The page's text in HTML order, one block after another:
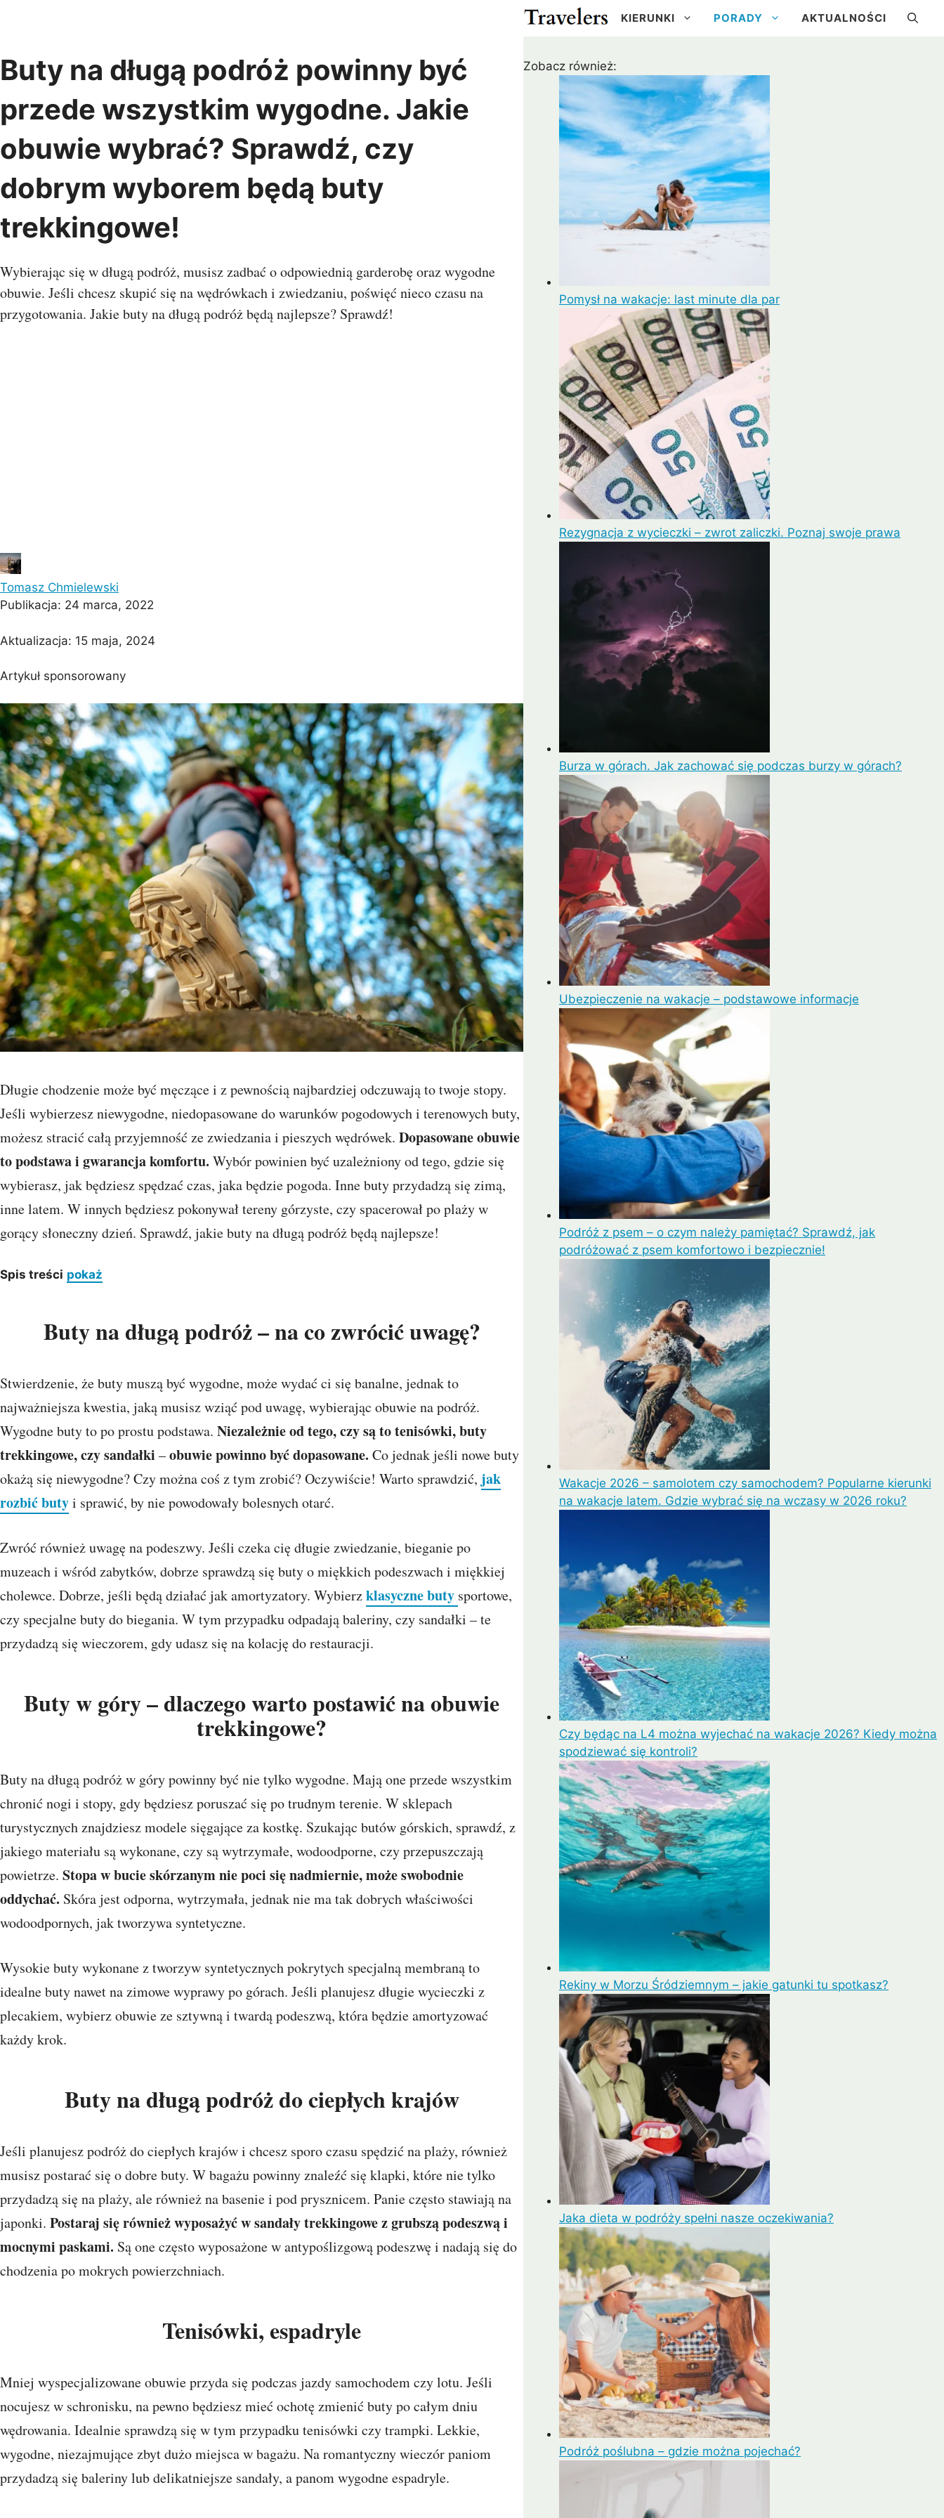
KIERUNKI
Gwatemala Kanada
Kuba
USA
Kostaryka
Argentyna Chile
Brazylia
Urugwaj
Chiny Cypr
Egipt
Japonia
Kambodża
Katar
Malezja
Singapur
Tajlandia
ZEA
Albania Austria
Belgia
Hercegowina
Bułgaria
Chorwacja
Estonia
Finlandia
Francja
Grecja
Gruzja
Hiszpania
Holandia
Kosowo
Litwa
Łotwa
Niemcy
Norwegia
Rosja
Szwecja
Turcja
UK
Ukraina
Watykan
Węgry
Włochy
Como Koh Lipe Ayutthaya
PORADY AKTUALNOŚCI
Buty na długą podróż powinny być
przede wszystkim wygodne. Jakie
obuwie wybrać? Sprawdź, czy
dobrym wyborem będą buty
trekkingowe!
Wybierając się w długą podróż, musisz zadbać o odpowiednią garderobę oraz wygodne
obuwie. Jeśli chcesz skupić się na wędrówkach i zwiedzaniu, poświęć nieco czasu na
przygotowania. Jakie buty na długą podróż będą najlepsze? Sprawdź!
Tomasz Chmielewski
Publikacja: 24 marca, 2022
Aktualizacja: 15 maja, 2024
Artykuł sponsorowany
Długie chodzenie może być męczące i z pewnością najbardziej odczuwają to twoje stopy.
Jeśli wybierzesz niewygodne, niedopasowane do warunków pogodowych i terenowych buty,
możesz stracić całą przyjemność ze zwiedzania i pieszych wędrówek. Dopasowane obuwie
to podstawa i gwarancja komfortu. Wybór powinien być uzależniony od tego, gdzie się
wybierasz, jak będziesz spędzać czas, jaka będzie pogoda. Inne buty przydadzą się zimą,
inne latem. W innych będziesz pokonywał tereny górzyste, czy spacerował po plaży w
gorący słoneczny dzień. Sprawdź, jakie buty na długą podróż będą najlepsze!
Spis treści pokaż
Buty na długą podróż – na co zwrócić uwagę?
Stwierdzenie, że buty muszą być wygodne, może wydać ci się banalne, jednak to
najważniejsza kwestia, jaką musisz wziąć pod uwagę, wybierając obuwie na podróż.
Wygodne buty to po prostu podstawa. Niezależnie od tego, czy są to tenisówki, buty
trekkingowe, czy sandałki –obuwie powinno być dopasowane. Co jednak jeśli nowe buty
okażą się niewygodne? Czy można coś z tym zrobić? Oczywiście! Warto sprawdzić, jak
rozbić butyi sprawić, by nie powodowały bolesnych otarć.
Zwróć również uwagę na podeszwy. Jeśli czeka cię długie zwiedzanie, bieganie po
muzeach i wśród zabytków, dobrze sprawdzą się buty o miękkich podeszwach i miękkiej
cholewce. Dobrze, jeśli będą działać jak amortyzatory. Wybierzklasyczne buty sportowe,
czy specjalne buty do biegania. W tym przypadku odpadają baleriny, czy sandałki – te
przydadzą się wieczorem, gdy udasz się na kolację do restauracji.
Buty w góry – dlaczego warto postawić na obuwie
trekkingowe?
Buty na długą podróż w góry powinny być nie tylko wygodne. Mają one przede wszystkim
chronić nogi i stopy, gdy będziesz poruszać się po trudnym terenie. W sklepach
turystycznych znajdziesz modele sięgające za kostkę. Szukając butów górskich, sprawdź, z
jakiego materiału są wykonane, czy są wytrzymałe, wodoodporne, czy przepuszczają
powietrze. Stopa w bucie skórzanym nie poci się nadmiernie, może swobodnie
oddychać. Skóra jest odporna, wytrzymała, jednak nie ma tak dobrych właściwości
wodoodpornych, jak tworzywa syntetyczne.
Wysokie buty wykonane z tworzyw syntetycznych pokrytych specjalną membraną to
idealne buty nawet na zimowe wyprawy po górach. Jeśli planujesz długie wycieczki z
plecakiem, wybierz obuwie ze sztywną i twardą podeszwą, która będzie amortyzować
każdy krok.
Buty na długą podróż do ciepłych krajów
Jeśli planujesz podróż do ciepłych krajów i chcesz sporo czasu spędzić na plaży, również
musisz postarać się o dobre buty. W bagażu powinny znaleźć się klapki, które nie tylko
przydadzą się na plaży, ale również na basenie i pod prysznicem. Panie często stawiają na
japonki. Postaraj się również wyposażyć w sandały trekkingowe z grubszą podeszwą i
mocnymi paskami. Są one często wyposażone w antypoślizgową podeszwę i nadają się do
chodzenia po mokrych powierzchniach.
Tenisówki, espadryle
Mniej wyspecjalizowane obuwie przyda się podczas jazdy samochodem czy lotu. Jeśli
nocujesz w schronisku, na pewno będziesz mieć ochotę zmienić buty po całym dniu
wędrowania. Idealnie sprawdzą się w tym przypadku tenisówki czy trampki. Lekkie,
wygodne, niezajmujące zbyt dużo miejsca w bagażu. Na romantyczny wieczór paniom
przydadzą się baleriny lub delikatniejsze sandały, a panom wygodne espadryle.
Zobacz również:
Pomysł na wakacje: last minute dla par
Rezygnacja z wycieczki – zwrot zaliczki. Poznaj swoje prawa
Burza w górach. Jak zachować się podczas burzy w górach?
Ubezpieczenie na wakacje – podstawowe informacje
Podróż z psem – o czym należy pamiętać? Sprawdź, jak
podróżować z psem komfortowo i bezpiecznie!
Wakacje 2026 – samolotem czy samochodem? Popularne kierunki
na wakacje latem. Gdzie wybrać się na wczasy w 2026 roku?
Czy będąc na L4 można wyjechać na wakacje 2026? Kiedy można
spodziewać się kontroli?
Rekiny w Morzu Śródziemnym – jakie gatunki tu spotkasz?
Jaka dieta w podróży spełni nasze oczekiwania?
Podróż poślubna – gdzie można pojechać?